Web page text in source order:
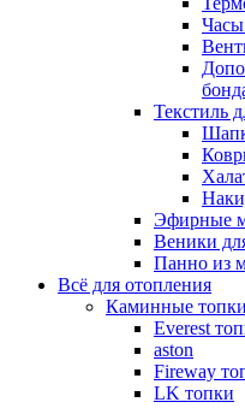
Часы
Текстиль
Эфирные
Веники
Панно из
Всё для отопления
Каминные
Everest
aston
Fireway
LK топки